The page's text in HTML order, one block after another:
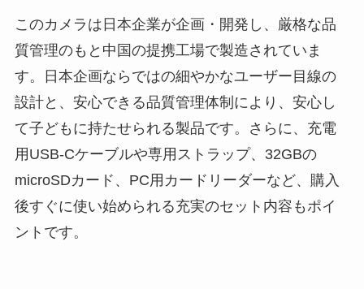
このカメラは日本企業が企画・開発し、厳格な品
質管理のもと中国の提携工場で製造されていま
す。日本企画ならではの細やかなユーザー目線の
設計と、安心できる品質管理体制により、安心し
て子どもに持たせられる製品です。さらに、充電
用USB-Cケーブルや専用ストラップ、32GBの
microSDカード、PC用カードリーダーなど、購入
後すぐに使い始められる充実のセット内容もポイ
ントです。